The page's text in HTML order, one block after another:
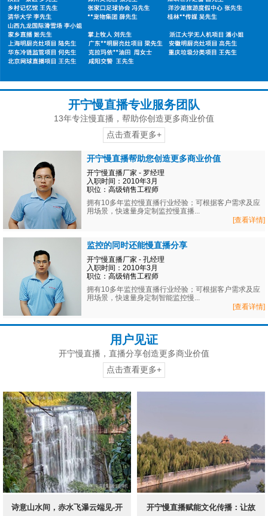
开宁慢直播专业服务团队
13年专注慢直播，帮助你创造更多商业价值
点击查看更多+
开宁慢直播帮助您创造更多商业价值
开宁慢直播厂家 - 罗经理
入职时间：2010年3月
职位：高级销售工程师
拥有10多年监控慢直播行业经验；可根据客户需求及应
用场景，快速量身定制监控慢直播...
[查看详情]
监控的同时还能慢直播分享
开宁慢直播厂家 - 孔经理
入职时间：2010年3月
职位：高级销售工程师
拥有10多年监控慢直播行业经验；可根据客户需求及应
用场景，快速量身定制智能监控慢...
[查看详情]
用户见证
开宁慢直播，直播分享创造更多商业价值
点击查看更多+
诗意山水间，赤水飞瀑云端见-开
开宁慢直播赋能文化传播：让故